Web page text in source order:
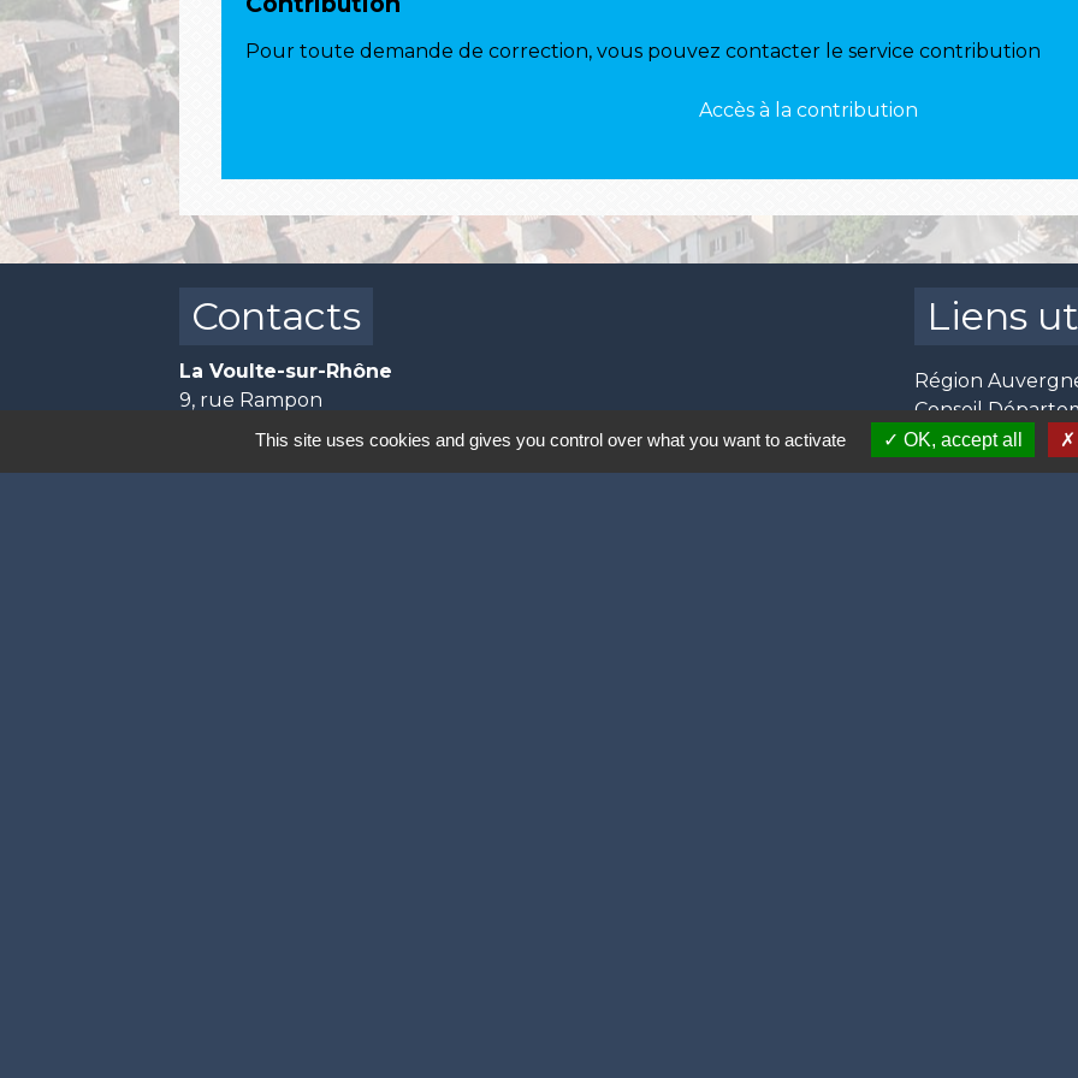
Pour toute demande de correction, vous pouvez contacter le service contribution
Accès à la contribution
Contacts
La Voulte-sur-Rhône
9, rue Rampon
07800 La Voulte-sur-Rhône - FRANCE
Liens
Région
Conseil
MJC Centre
Communauté
This site uses cookies and gives you control over what you want to activate OK, accept all